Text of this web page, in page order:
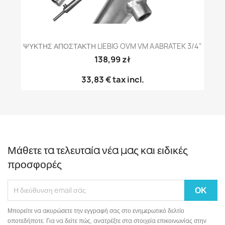
ΨΥΚΤΗΣ ΑΠΟΣΤΑΚΤΗ LIEBIG OVM VM AABRATEK 3/4"
138,99 zł
33,83 €tax incl.
Μάθετε τα τελευταία νέα μας και ειδικές
προσφορές
Μπορείτε να ακυρώσετε την εγγραφή σας στο ενημερωτικό δελτίο
οποτεδήποτε. Για να δείτε πώς, ανατρέξτε στα στοιχεία επικοινωνίας στην